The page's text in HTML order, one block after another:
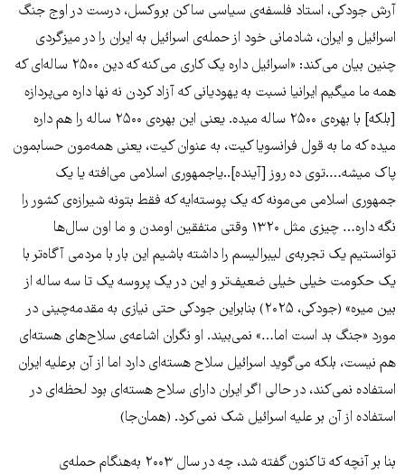
آرش جودکی، استاد فلسفه‌ی سیاسی ساکن بروکسل، درست در اوج جنگ
اسرائیل و ایران، شادمانی خود از حمله‌ی اسرائیل به ایران را در میزگردی
چنین بیان می‌کند: «اسرائیل داره یک کاری می‌کنه که دین ۲۵۰۰ ساله‌ای که
همه ما میگیم ایرانیا نسبت به یهودیانی که آزاد کردن نه ‌نها داره می‌پردازه
[بلکه] با بهره‌ی ۲۵۰۰ ساله میده. یعنی این بهره‌ی ۲۵۰۰ ساله را هم داره
میده که ما به قول فرانسویا کیت، به عنوان کیت، یعنی همه‌مون حسابمون
پاک میشه….توی ده روز [آینده]..یاجمهوری اسلامی می‌افته یا یک
جمهوری اسلامی می‌مونه که یک پوسته‌ایه که فقط بتونه شیرازه‌ی کشور را
نگه داره… چیزی مثل ۱۳۲۰ وقتی متفقین اومدن و ما اون سال‌ها
توانستیم یک تجربه‌ی لیبرالیسم را داشته باشیم این بار با مردمی آگاه‌تر با
یک حکومت خیلی خیلی ضعیف‌تر و این در یک پروسه یک تا سه ساله از
بین میره» (جودکی، ۲۰۲۵) بنابراین جودکی حتی نیازی به مقدمه‌چینی در
مورد «جنگ بد است اما…» نمی‌بیند. او نگران اشاعه‌ی سلاح‌های هسته‌ای
هم نیست، بلکه می‌گوید اسرائیل سلاح هسته‌ای دارد اما از آن برعلیه ایران
استفاده‌ نمی‌کند، در حالی اگر ایران دارای سلاح هسته‌ای بود لحظه‌ای در
استفاده‌ از آن بر علیه اسرائیل شک نمی‌کرد. (همان‌جا)
بنا بر آنچه که تاکنون گفته شد، چه در سال ۲۰۰۳ به‌هنگام حمله‌ی